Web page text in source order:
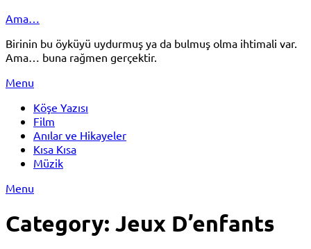
Skip
content
Ama…
Birinin bu öyküyü uydurmuş ya da bulmuş olma ihtimali var.
Ama… buna rağmen gerçektir.
Menu
Köşe Yazısı
Film
Anılar ve Hikayeler
Kısa Kısa
Müzik
Menu
Category: Jeux D’enfants